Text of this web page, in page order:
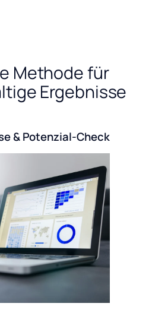
Methode für
Ergebnisse
& Potenzial-Check